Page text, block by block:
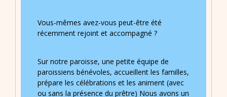
Vous-mêmes avez-vous peut-être été
récemment rejoint et accompagné ?
Sur notre paroisse, une petite équipe de
paroissiens bénévoles, accueillent les familles,
prépare les célébrations et les animent (avec
ou sans la présence du prêtre) Nous avons un